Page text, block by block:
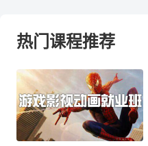
热门课程推荐